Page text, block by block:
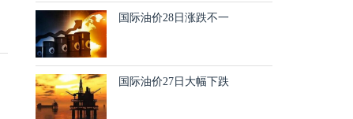
国际油价28日涨跌不一
国际油价27日大幅下跌